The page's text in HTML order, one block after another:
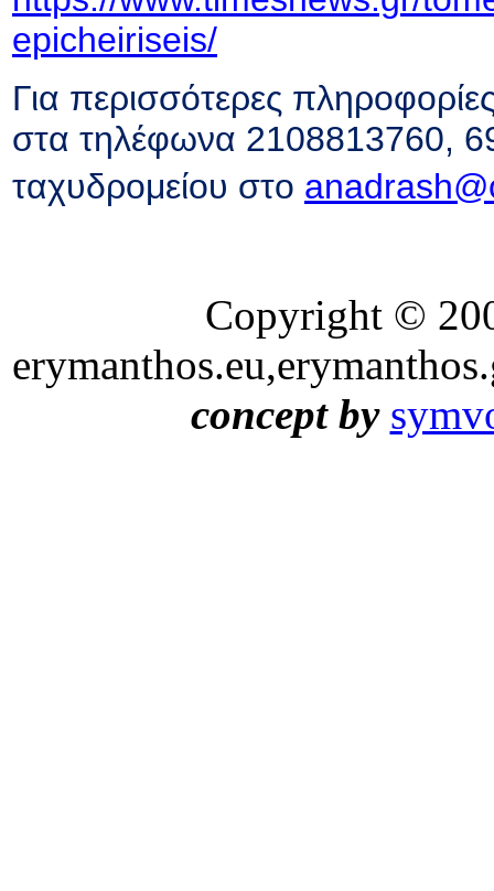
epicheiriseis/
Για περισσότερες
στα τηλέφωνα 2108813760,
ταχυδρομείου στο
Copyright ©
concept by